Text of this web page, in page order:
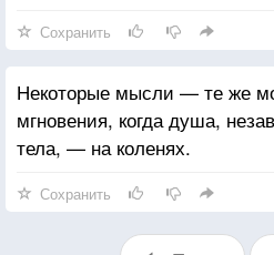
Сохранить
Некоторые мысли — те же
мгновения, когда душа,
тела, — на коленях.
Сохранить